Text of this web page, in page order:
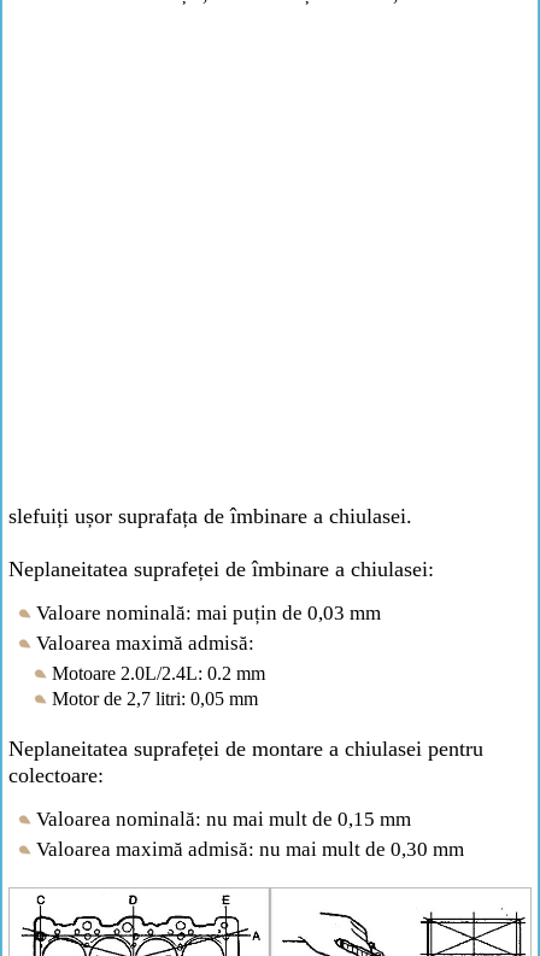
slefuiți ușor suprafața de îmbinare a chiulasei.
Neplaneitatea suprafeței de îmbinare a chiulasei:
Valoare nominală: mai puțin de 0,03 mm
Valoarea maximă admisă:
Motoare 2.0L/2.4L: 0.2 mm
Motor de 2,7 litri: 0,05 mm
Neplaneitatea suprafeței de montare a chiulasei pentru
colectoare:
Valoarea nominală: nu mai mult de 0,15 mm
Valoarea maximă admisă: nu mai mult de 0,30 mm